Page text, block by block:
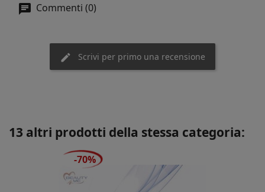
Commenti (0)
Scrivi per primo una recensione
13 altri prodotti della stessa categoria:
-70%